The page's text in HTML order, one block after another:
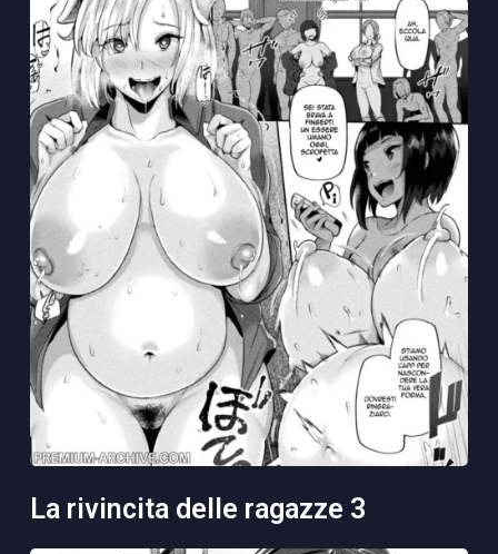
la rivincita delle ragazze 3